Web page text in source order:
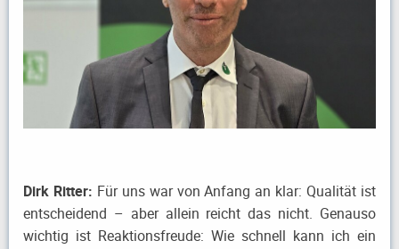
Dirk Ritter: Für uns war von Anfang an klar: Qualität ist
entscheidend – aber allein reicht das nicht. Genauso
wichtig ist Reaktionsfreude: Wie schnell kann ich ein